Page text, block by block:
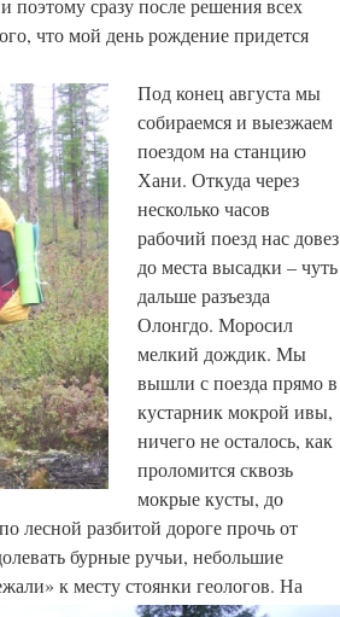
сразу после решения всех
что мой день рождение придется
Под конец августа мы
собираемся и выезжаем
поездом на станцию
Хани. Откуда через
несколько часов
рабочий поезд нас довез
до места высадки – чуть
дальше разъезда
Олонгдо. Моросил
мелкий дождик. Мы
вышли с поезда прямо в
кустарник мокрой ивы,
ничего не осталось, как
проломится сквозь
мокрые кусты, до
лесной разбитой дороге прочь от
бурные ручьи, небольшие
к месту стоянки геологов. На